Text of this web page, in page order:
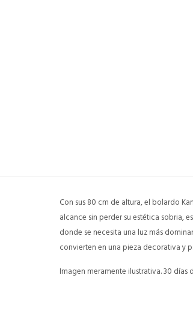
Con sus 80 cm de altura, el bolardo
alcance sin perder su estética sobria,
donde se necesita una luz más
convierten en una pieza decorativa y
Imagen meramente ilustrativa. 30